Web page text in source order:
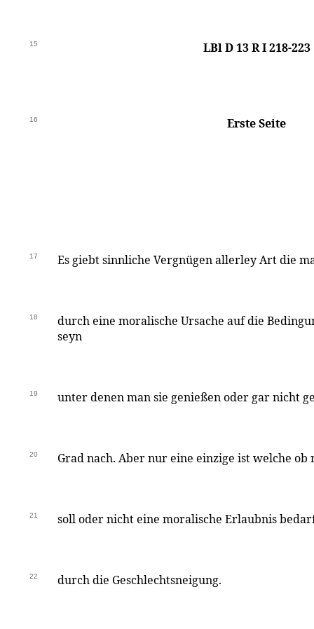
15 LBl D 13 R I 218-223
16 Erste Seite
17 Es giebt sinnliche Vergnügen allerley Art die
18
durch eine moralische Ursache auf die
seyn
19 unter denen man sie genießen oder gar nicht
20 Grad nach. Aber nur eine einzige ist welche ob
21 soll oder nicht eine moralische Erlaubnis
22 durch die Geschlechtsneigung.